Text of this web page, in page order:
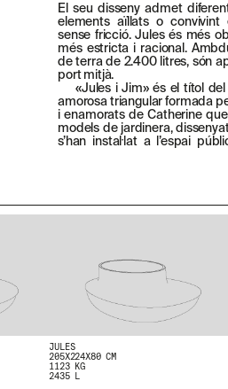
El seu disseny admet
elements aïllats o convivint
sense fricció. Jules és més
més estricta i racional.
de terra de 2.400 litres, són
port mitjà.
«Jules i Jim» és el títol
amorosa triangular formada
i enamorats de Catherine
models de jardinera,
s’han instal·lat a l’espai
JULES
205X224X80 CM
1123 KG
2435 L